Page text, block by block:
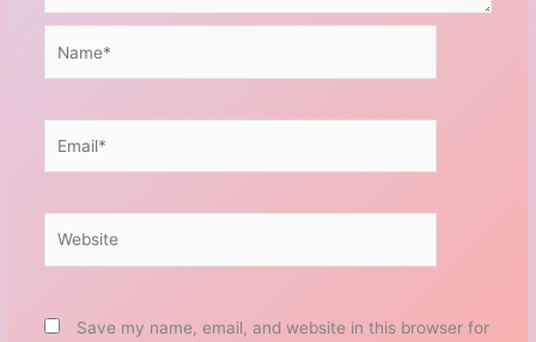
Save my name, email, and website in this browser for